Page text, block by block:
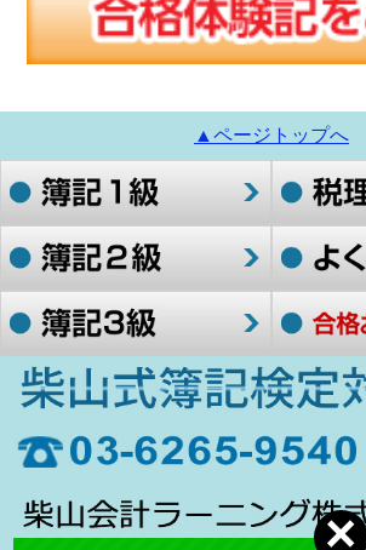
▲ページトップへ